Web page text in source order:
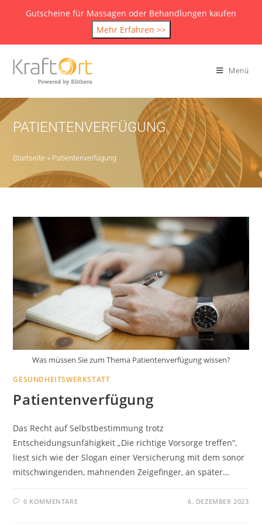
Gutscheine für Massagen oder Behandlungen kaufen
Mehr Erfahren >>
Menü
PATIENTENVERFÜGUNG
Startseite » Patientenverfügung
Was müssen Sie zum Thema Patientenverfügung wissen?
GESUNDHEITSWERKSTATT
Patientenverfügung
Das Recht auf Selbstbestimmung trotz
Entscheidungsunfähigkeit „Die richtige Vorsorge treffen“,
liest sich wie der Slogan einer Versicherung mit dem sonor
mitschwingenden, mahnenden Zeigefinger, an später…
0 KOMMENTARE 6. DEZEMBER 2023